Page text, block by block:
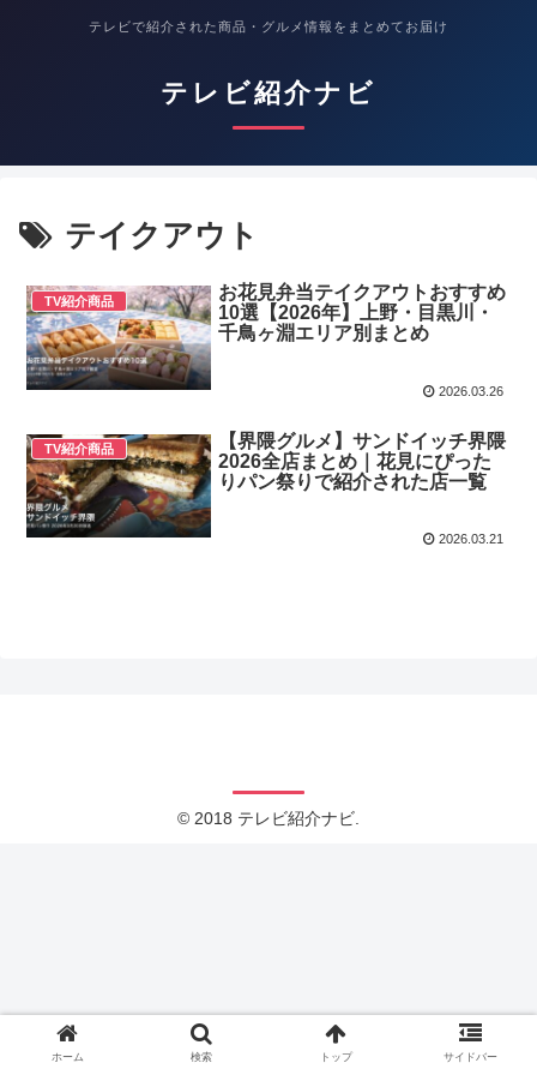
テレビで紹介された商品・グルメ情報をまとめてお届け
テレビ紹介ナビ
テイクアウト
TV紹介商品
お花見弁当テイクアウトおすすめ
10選【2026年】上野・目黒川・
千鳥ヶ淵エリア別まとめ
2026.03.26
TV紹介商品
【界隈グルメ】サンドイッチ界隈
2026全店まとめ｜花見にぴった
りパン祭りで紹介された店一覧
2026.03.21
© 2018 テレビ紹介ナビ.
ホーム 検索 トップ サイドバー